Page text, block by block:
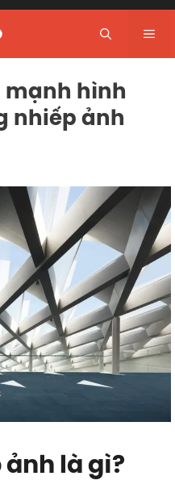
mạnh hình
nhiếp ảnh
là gì?